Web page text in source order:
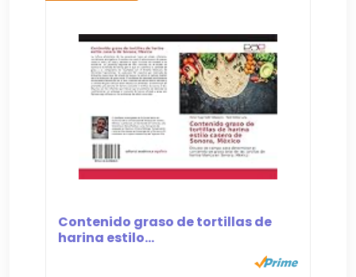
Contenido graso de tortillas de
harina estilo...